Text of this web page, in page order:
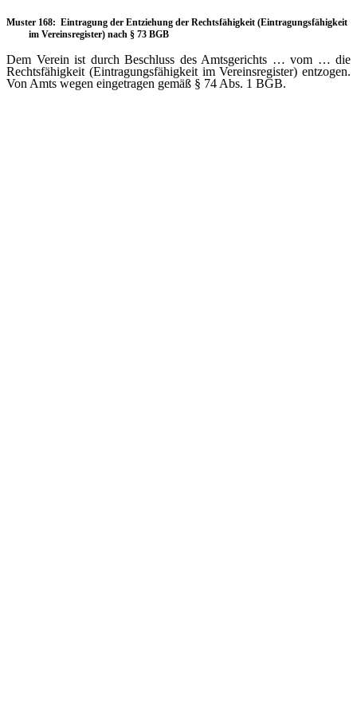
Muster 168: Eintragung der Entziehung der Rechtsfähigkeit (Eintragungsfähigkeit
im Vereinsregister) nach § 73 BGB
Dem Verein ist durch Beschluss des Amtsgerichts … vom … die
Rechtsfähigkeit (Eintragungsfähigkeit im Vereinsregister) entzogen.
Von Amts wegen eingetragen gemäß § 74 Abs. 1 BGB.